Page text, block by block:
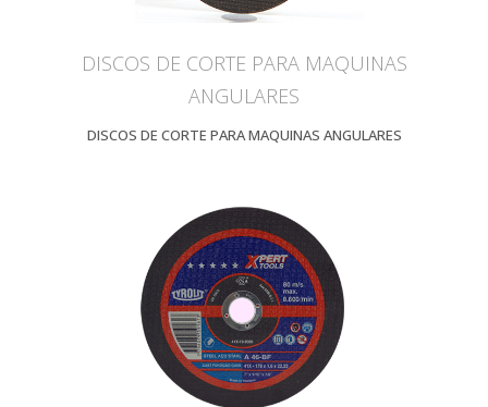
DISCOS DE CORTE PARA MAQUINAS
ANGULARES
DISCOS DE CORTE PARA MAQUINAS ANGULARES